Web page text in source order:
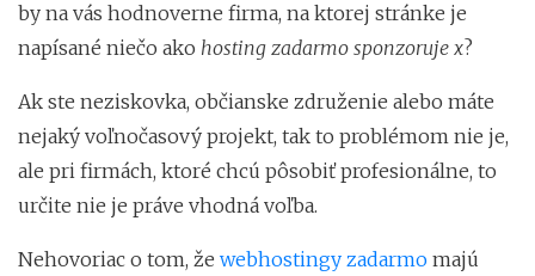
by na vás hodnoverne firma, na ktorej stránke je
napísané niečo ako hosting zadarmo sponzoruje x?
Ak ste neziskovka, občianske združenie alebo máte
nejaký voľnočasový projekt, tak to problémom nie je,
ale pri firmách, ktoré chcú pôsobiť profesionálne, to
určite nie je práve vhodná voľba.
Nehovoriac o tom, že webhostingy zadarmo majú